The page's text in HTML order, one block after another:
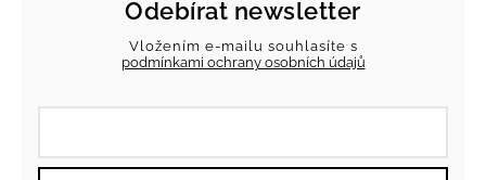
Odebírat newsletter
Vložením e-mailu souhlasíte s
podmínkami ochrany osobních údajů